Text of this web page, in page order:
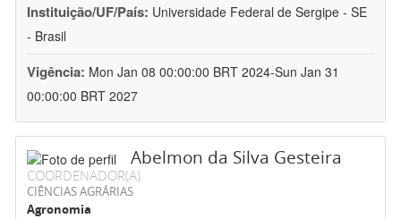
Instituição/UF/País: Universidade Federal de Sergipe - SE
- Brasil
Vigência: Mon Jan 08 00:00:00 BRT 2024-Sun Jan 31
00:00:00 BRT 2027
Abelmon da Silva Gesteira
COORDENADOR(A)
CIÊNCIAS AGRÁRIAS
Agronomia